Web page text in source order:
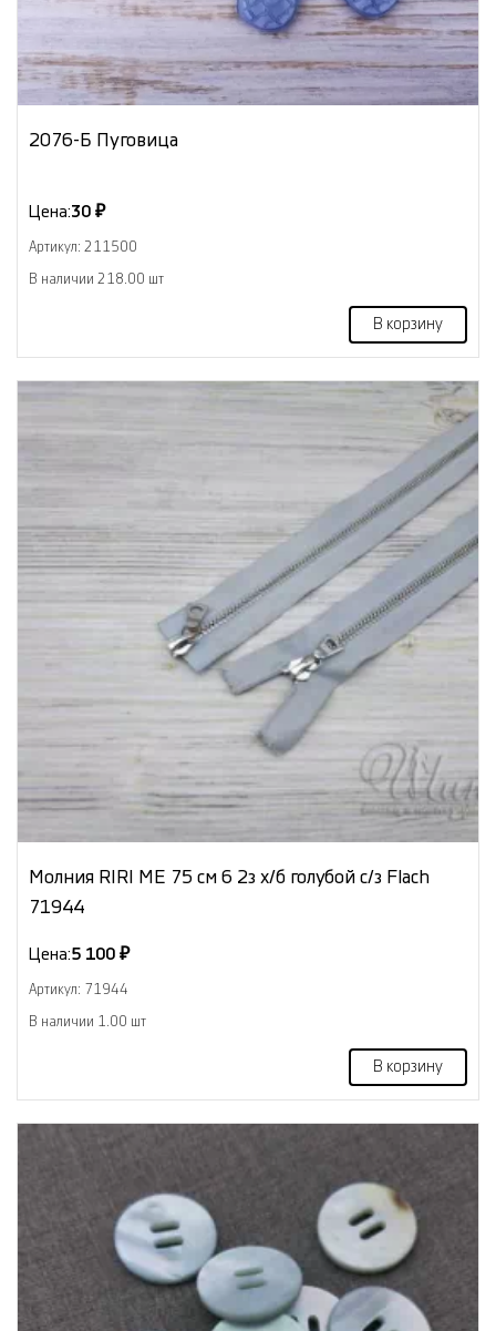
2076-Б Пуговица
Цена:30 ₽
Артикул: 211500
В наличии 218.00 шт
В корзину
Молния RIRI МЕ 75 см 6 2з х/б голубой с/з Flach
71944
Цена:5 100 ₽
Артикул: 71944
В наличии 1.00 шт
В корзину